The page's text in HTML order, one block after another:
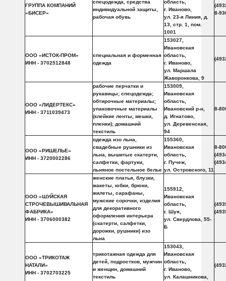
ГРУППА КОМПАНИЙ
«БИСЕР»
спецодежда, средства
индивидуальной защиты,
рабочая обувь
область,
г. Иваново,
ул. 23-я Линия, д.
13, стр. 1, пом.
1001
8-
ООО «ИСТОК-ПРОМ»
ИНН - 3702512848
специальная и форменная
одежда
153027,
Ивановская
область,
г. Иваново,
ул. Маршала
Жаворонкова, 9
ООО «ЛИДЕРТЕКС»
ИНН - 3711039473
рабочие перчатки и
рукавицы; спецодежда;
обтирочные материалы;
упаковочные материалы
(клейкие ленты, мешки,
пленки); домашний
текстиль
153009,
Ивановская
область,
Ивановский р-н,
д. Игнатово,
ул. Деревенская,
94
8-
ООО «РИШЕЛЬЕ»
ИНН - 3720002286
одежда изо льна,
свадебные рушники из
льна, вышитые скатерти,
салфетки, фартуки,
льняное постельное белье
155360,
Ивановская
область,
г. Пучеж,
ул. Островского, 11
8-
ООО «ШУЙСКАЯ
СТРОЧЕВЫШИВАЛЬНАЯ
ФАБРИКА»
ИНН - 3706000382
женские платья, блузки,
жакеты, юбки, брюки,
жилеты, сарафаны,
мужские сорочки, изделия
для декоративного
оформления интерьера
(скатерти, салфетки,
дорожки, рушники) изо
льна
155912,
Ивановская
область,
г. Шуя,
ул. Свердлова, 55-
Б
ООО «ТРИКОТАЖ
НАТАЛИ»
ИНН - 3702703225
трикотажная одежда для
детей, подростков, мужчин
и женщин, домашний
текстиль
153043,
Ивановская
область,
г. Иваново,
ул. Калашникова,